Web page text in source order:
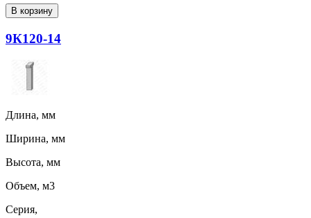
В корзину
9К120-14
Длина, мм
Ширина, мм
Высота, мм
Объем, м3
Серия,